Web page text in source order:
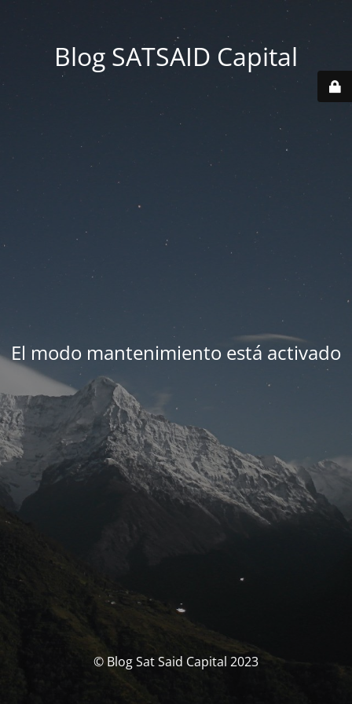
Blog SATSAID Capital
El modo mantenimiento está activado
© Blog Sat Said Capital 2023